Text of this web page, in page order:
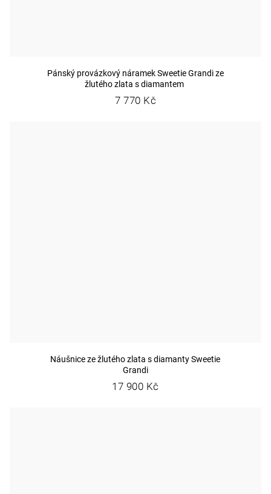
Pánský provázkový náramek Sweetie Grandi ze
žlutého zlata s diamantem
7 770 Kč
Náušnice ze žlutého zlata s diamanty Sweetie
Grandi
17 900 Kč